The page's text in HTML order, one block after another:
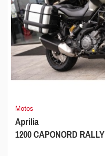
Motos
Aprilia
1200 CAPONORD RALLY